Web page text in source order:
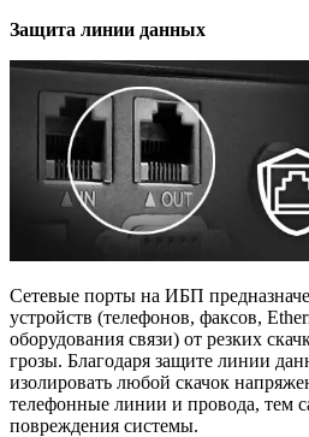
Защита линии данных
Сетевые порты на ИБП
устройств (телефонов, факсов,
оборудования связи) от резких
грозы. Благодаря защите линии
изолировать любой скачок
телефонные линии и провода, тем
повреждения системы.